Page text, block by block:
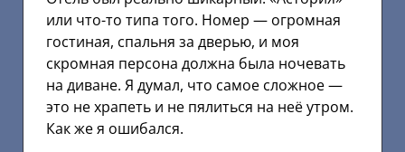
или что-то типа того. Номер — огромная
гостиная, спальня за дверью, и моя
скромная персона должна была ночевать
на диване. Я думал, что самое сложное —
это не храпеть и не пялиться на неё утром.
Как же я ошибался.